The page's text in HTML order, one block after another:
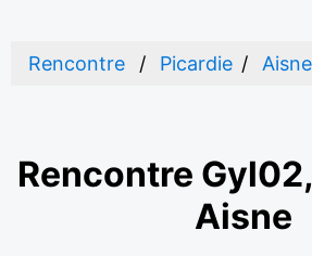
Rencontre Picardie Aisne
Rencontre
Aisne